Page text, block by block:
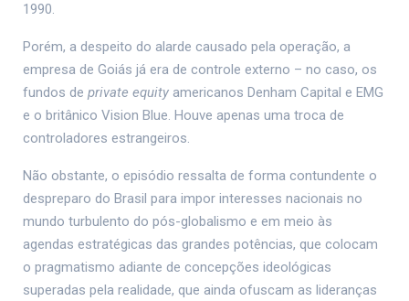
1990.
Porém, a despeito do alarde causado pela operação, a
empresa de Goiás já era de controle externo – no caso, os
fundos de private equity americanos Denham Capital e EMG
e o britânico Vision Blue. Houve apenas uma troca de
controladores estrangeiros.
Não obstante, o episódio ressalta de forma contundente o
despreparo do Brasil para impor interesses nacionais no
mundo turbulento do pós-globalismo e em meio às
agendas estratégicas das grandes potências, que colocam
o pragmatismo adiante de concepções ideológicas
superadas pela realidade, que ainda ofuscam as lideranças